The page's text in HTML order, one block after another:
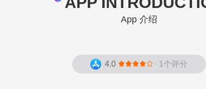
App 介绍
4.0 · 1个评分